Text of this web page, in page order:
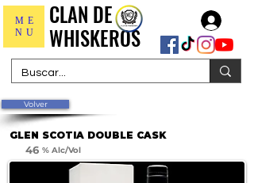
CLAN DE
WHISKEROS
CLAN DE
WHISKEROS
ME
NU
Volver
GLEN SCOTIA DOUBLE CASK
46 % Alc/Vol